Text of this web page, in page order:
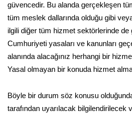
güvencedir. Bu alanda gerçekleşen
tüm meslek dallarında olduğu gibi
ilgili diğer tüm hizmet sektörlerinde
Cumhuriyeti yasaları ve kanunları
alanında alacağınız herhangi bir
Yasal olmayan bir konuda hizmet
Böyle bir durum söz konusu
tarafından uyarılacak bilgilendirilecek